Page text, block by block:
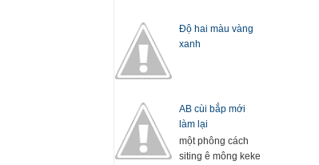
Độ hai màu vàng
xanh
AB cùi bắp mới
làm lại
một phông cách
siting ê mông keke